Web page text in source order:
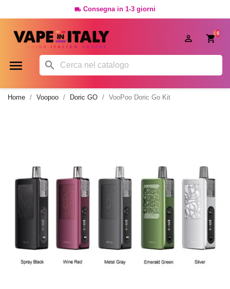
 Consegna in 1-3 giorni
0

 
Home Voopoo Doric GO VooPoo Doric Go Kit